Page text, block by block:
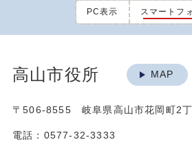
PC表示 スマートフ
高山市役所 MAP
〒506-8555 岐阜県高山市花岡町2
電話：0577-32-3333